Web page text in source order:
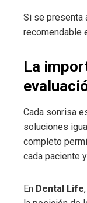
Si se presenta
recomendable
La
Cada sonrisa
soluciones
completo
cada paciente
En Dental Life